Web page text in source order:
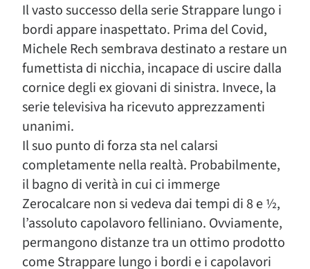
Il vasto successo della serie Strappare lungo i
bordi appare inaspettato. Prima del Covid,
Michele Rech sembrava destinato a restare un
fumettista di nicchia, incapace di uscire dalla
cornice degli ex giovani di sinistra. Invece, la
serie televisiva ha ricevuto apprezzamenti
unanimi.
Il suo punto di forza sta nel calarsi
completamente nella realtà. Probabilmente,
il bagno di verità in cui ci immerge
Zerocalcare non si vedeva dai tempi di 8 e ½,
l’assoluto capolavoro felliniano. Ovviamente,
permangono distanze tra un ottimo prodotto
come Strappare lungo i bordi e i capolavori